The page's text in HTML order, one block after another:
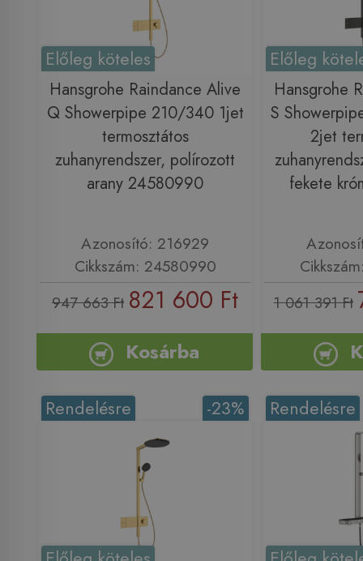
Előleg köteles
Hansgrohe Raindance Alive
Q Showerpipe 210/340 1jet
termosztátos
zuhanyrendszer, polírozott
arany 24580990
Azonosító: 216929
Cikkszám: 24580990
947 663 Ft 821 600 Ft
Kosárba
Előleg
Hansgrohe
S
2jet
fekete
1 061 391 Ft
-23%
Rendelésre Rendelésre